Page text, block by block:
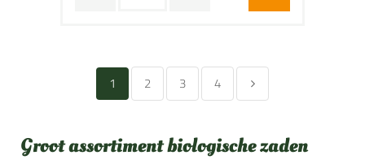
1 2 3 4
Groot assortiment biologische zaden